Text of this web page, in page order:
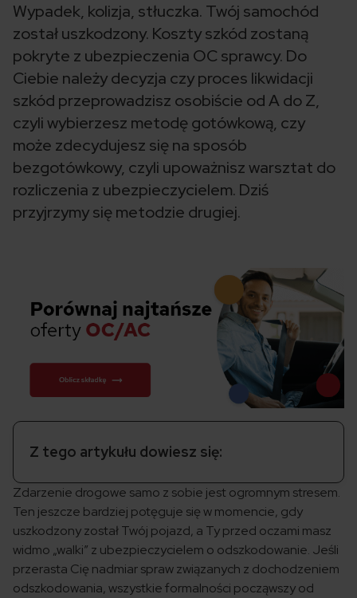
Wypadek, kolizja, stłuczka. Twój samochód
został uszkodzony. Koszty szkód zostaną
pokryte z ubezpieczenia OC sprawcy. Do
Ciebie należy decyzja czy proces likwidacji
szkód przeprowadzisz osobiście od A do Z,
czyli wybierzesz metodę gotówkową, czy
może zdecydujesz się na sposób
bezgotówkowy, czyli upoważnisz warsztat do
rozliczenia z ubezpieczycielem. Dziś
przyjrzymy się metodzie drugiej.
Z tego artykułu dowiesz się:
Zdarzenie drogowe samo z sobie jest ogromnym stresem.
Ten jeszcze bardziej potęguje się w momencie, gdy
uszkodzony został Twój pojazd, a Ty przed oczami masz
widmo „walki” z ubezpieczycielem o odszkodowanie. Jeśli
przerasta Cię nadmiar spraw związanych z dochodzeniem
odszkodowania, wszystkie formalności począwszy od